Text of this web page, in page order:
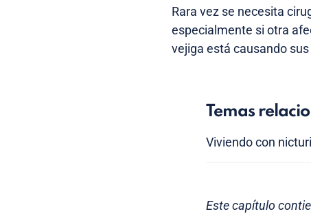
Rara vez se necesita
especialmente si otra
vejiga está causando
Temas
Viviendo con
Este capítulo